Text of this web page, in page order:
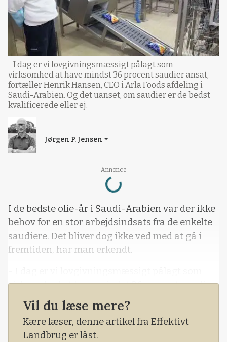
Annonce
Loading...
- I dag er vi lovgivningsmæssigt pålagt som
virksomhed at have mindst 36 procent saudier ansat,
fortæller Henrik Hansen, CEO i Arla Foods afdeling i
Saudi-Arabien. Og det uanset, om saudier er de bedst
kvalificerede eller ej.
Jørgen P. Jensen
I de bedste olie-år i Saudi-Arabien var der ikke
behov for en stor arbejdsindsats fra de enkelte
saudiere. Det bliver dog ikke ved med at gå i
fremtiden, har man erkendt.
virksomhed at have mindst 36 procent saudier
ansat, fortæller Henrik Hansen, CEO i Arla
Foods afdeling i Saudi-Arabien.
Og det uanset om saudier er de bedst
Vil du læse mere?
Kære læser, denne artikel fra Effektivt
Landbrug er låst.